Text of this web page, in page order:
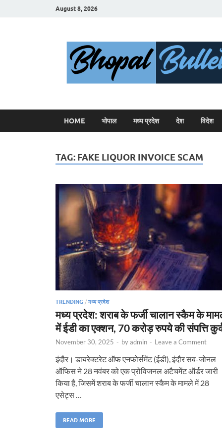
August 8, 2026
HOME भोपाल मध्य प्रदेश देश विदेश
TAG: FAKE LIQUOR INVOICE SCAM
TRENDING / मध्य प्रदेश
मध्य प्रदेश: शराब के फर्जी चालान स्कैम के
में ईडी का एक्शन, 70 करोड़ रुपये की संपत्ति
November 30, 2025 - byadmin - Leave a Comment
इंदौर। डायरेक्टरेट ऑफ एनफोर्समेंट (ईडी), इंदौर सब-जोनल
ऑफिस ने 28 नवंबर को एक प्रोविजनल अटैचमेंट ऑर्डर जारी
किया है, जिसमें शराब के फर्जी चालान स्कैम के मामले में 28
एसेट्स …
READ MORE